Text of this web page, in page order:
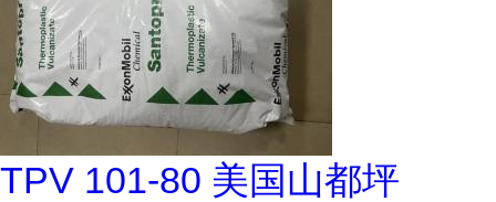
TPV 101-80 美国山都坪